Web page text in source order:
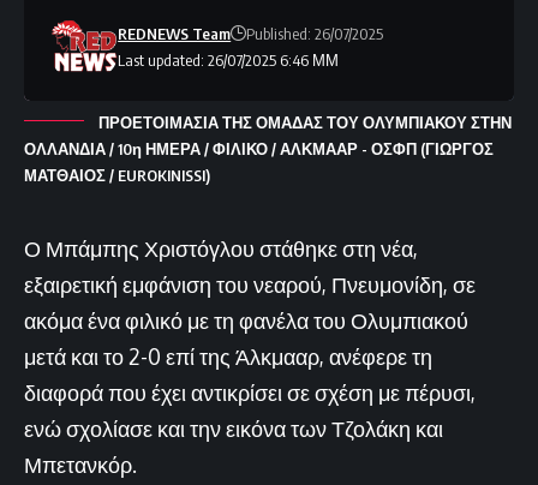
Last updated: 26/07/2025 6:46 ΜΜ
REDNEWS Team Published: 26/07/2025
ΠΡΟΕΤΟΙΜΑΣΙΑ ΤΗΣ ΟΜΑΔΑΣ ΤΟΥ ΟΛΥΜΠΙΑΚΟΥ ΣΤΗΝ
ΟΛΛΑΝΔΙΑ / 10η ΗΜΕΡΑ / ΦΙΛΙΚΟ / ΑΛΚΜΑΑΡ - ΟΣΦΠ (ΓΙΩΡΓΟΣ
ΜΑΤΘΑΙΟΣ / EUROKINISSI)
Ο Μπάμπης Χριστόγλου στάθηκε στη νέα,
εξαιρετική εμφάνιση του νεαρού, Πνευμονίδη, σε
ακόμα ένα φιλικό με τη φανέλα του Ολυμπιακού
μετά και το 2-0 επί της Άλκμααρ, ανέφερε τη
διαφορά που έχει αντικρίσει σε σχέση με πέρυσι,
ενώ σχολίασε και την εικόνα των Τζολάκη και
Μπετανκόρ.